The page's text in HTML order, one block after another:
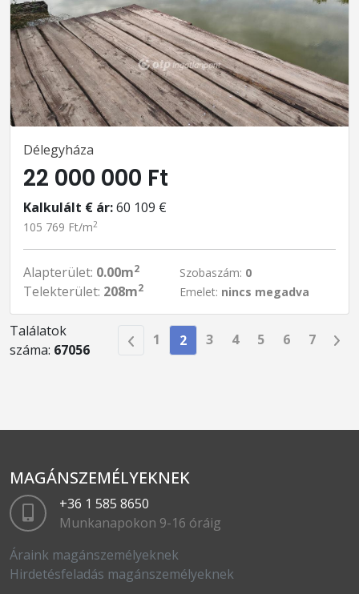
Délegyháza
22 000 000 Ft
Kalkulált € ár:60 109 €
105 769 Ft/m2
Alapterület: 0.00m2
Telekterület: 208m2
Szobaszám: 0
Emelet: nincs megadva
Találatok
száma: 67056
1 2 3 4 5 6 7
MAGÁNSZEMÉLYEKNEK
+36 1 585 8650
Munkanapokon 9-16 óráig
Áraink magánszemélyeknek
Hirdetésfeladás magánszemélyeknek